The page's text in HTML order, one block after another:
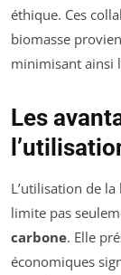
éthique. Ces
biomasse
minimisant ainsi
Les
L’utilisation de
limite pas
carbone. Elle
économiques